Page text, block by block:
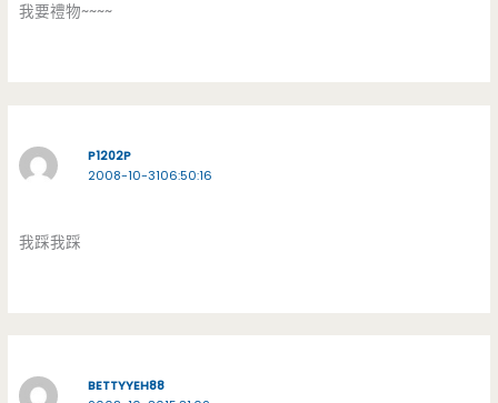
我要禮物~~~~
P1202P
2008-10-3106:50:16
我踩我踩
BETTYYEH88